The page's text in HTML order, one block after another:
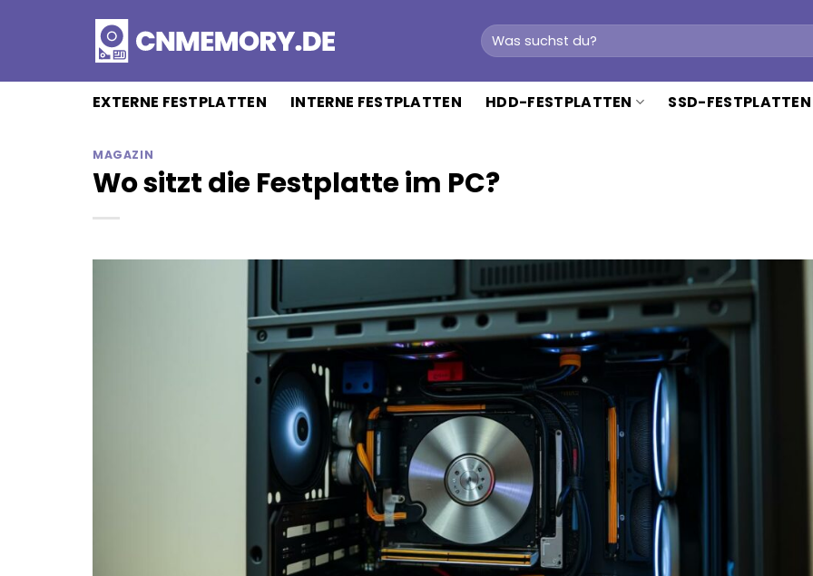
Suchen
nach:
EXTERNE FESTPLATTEN INTERNE FESTPLATTEN HDD-FESTPLATTEN SSD-FESTPLATTEN
MAGAZIN
Wo sitzt die Festplatte im PC?